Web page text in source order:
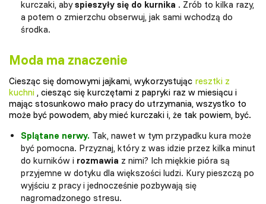
kurczaki, abyspieszyły się do kurnika . Zrób to kilka razy,
a potem o zmierzchu obserwuj, jak sami wchodzą do
środka.
Moda ma znaczenie
Ciesząc się domowymi jajkami, wykorzystując resztki z
kuchni , ciesząc się kurczętami z papryki raz w miesiącu i
mając stosunkowo mało pracy do utrzymania, wszystko to
może być powodem, aby mieć kurczaki i, że tak powiem, być.
Splątane nerwy. Tak, nawet w tym przypadku kura może
być pomocna. Przyznaj, który z was idzie przez kilka minut
do kurników i rozmawia z nimi? Ich miękkie pióra są
przyjemne w dotyku dla większości ludzi. Kury pieszczą po
wyjściu z pracy i jednocześnie pozbywają się
nagromadzonego stresu.